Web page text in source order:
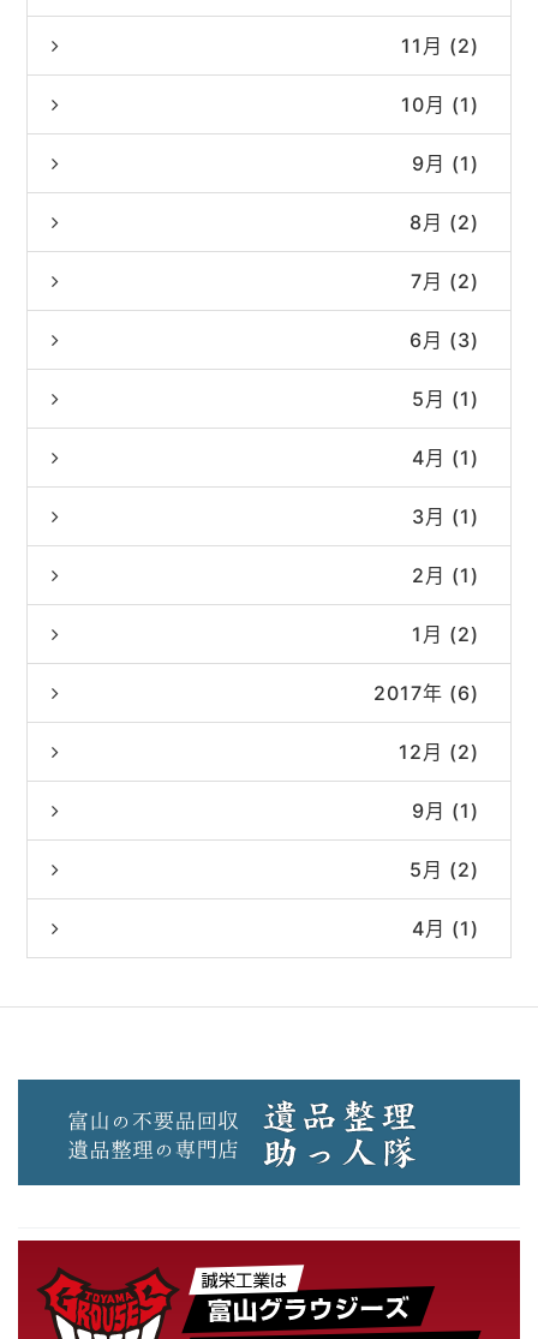
11月 (2)
10月 (1)
9月 (1)
8月 (2)
7月 (2)
6月 (3)
5月 (1)
4月 (1)
3月 (1)
2月 (1)
1月 (2)
2017年 (6)
12月 (2)
9月 (1)
5月 (2)
4月 (1)